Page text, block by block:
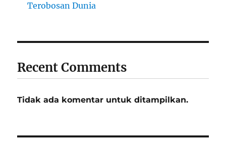
Terobosan Dunia
Recent Comments
Tidak ada komentar untuk ditampilkan.